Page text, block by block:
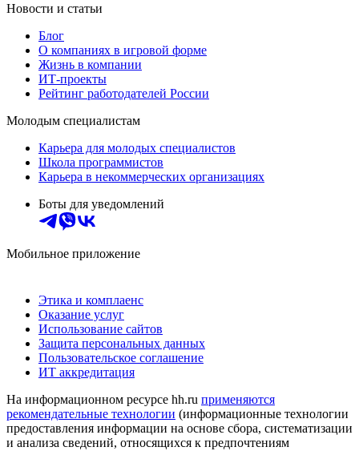
Новости и статьи
Блог
О компаниях в игровой форме
Жизнь в компании
ИТ-проекты
Рейтинг работодателей России
Молодым специалистам
Карьера для молодых специалистов
Школа программистов
Карьера в некоммерческих организациях
Боты для уведомлений
Мобильное приложение
Этика и комплаенс
Оказание услуг
Использование сайтов
Защита персональных данных
Пользовательское соглашение
ИТ аккредитация
На информационном ресурсе hh.ru применяются
рекомендательные технологии (информационные технологии
предоставления информации на основе сбора, систематизации
и анализа сведений, относящихся к предпочтениям